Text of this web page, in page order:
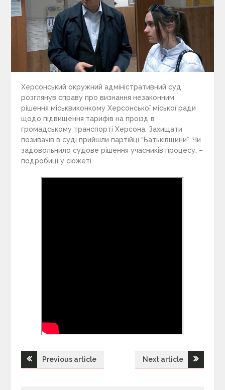
Херсонський окружний адміністративний суд
розглянув справу про визнання незаконним
рішення міськвиконкому Херсонської міської ради
щодо підвищення тарифів на проїзд в
громадському транспорті Херсона. Захищати
позивачів в суді прийшли партійці “Батьківщини”. Чи
задовольнило судове рішення учасників процесу, –
подробиці у сюжеті.
Н
Previous article Next article